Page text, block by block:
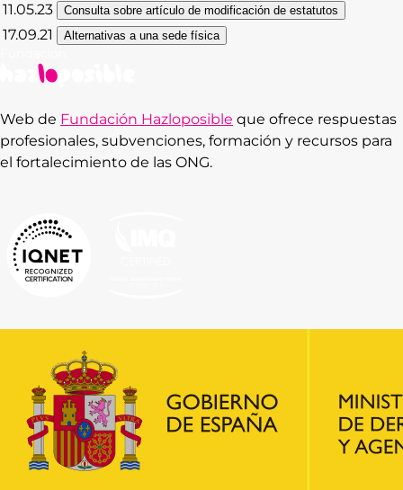
11.05.23 Consulta sobre artículo de modificación de estatutos
17.09.21 Alternativas a una sede física
Web de Fundación Hazloposible que ofrece respuestas
profesionales, subvenciones, formación y recursos para
el fortalecimiento de las ONG.